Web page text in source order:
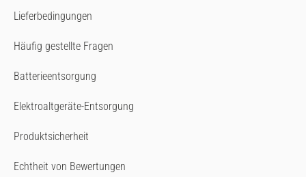
Lieferbedingungen
Häufig gestellte Fragen
Batterieentsorgung
Elektroaltgeräte-Entsorgung
Produktsicherheit
Echtheit von Bewertungen